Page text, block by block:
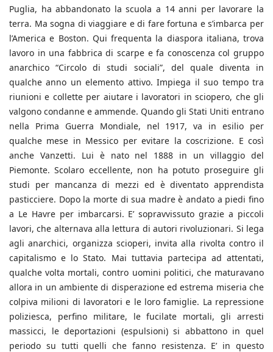
Puglia, ha abbandonato la scuola a 14 anni per lavorare la
terra. Ma sogna di viaggiare e di fare fortuna e s’imbarca per
l’America e Boston. Qui frequenta la diaspora italiana, trova
lavoro in una fabbrica di scarpe e fa conoscenza col gruppo
anarchico “Circolo di studi sociali”, del quale diventa in
qualche anno un elemento attivo. Impiega il suo tempo tra
riunioni e collette per aiutare i lavoratori in sciopero, che gli
valgono condanne e ammende. Quando gli Stati Uniti entrano
nella Prima Guerra Mondiale, nel 1917, va in esilio per
qualche mese in Messico per evitare la coscrizione. E così
anche Vanzetti. Lui è nato nel 1888 in un villaggio del
Piemonte. Scolaro eccellente, non ha potuto proseguire gli
studi per mancanza di mezzi ed è diventato apprendista
pasticciere. Dopo la morte di sua madre è andato a piedi fino
a Le Havre per imbarcarsi. E’ sopravvissuto grazie a piccoli
lavori, che alternava alla lettura di autori rivoluzionari. Si lega
agli anarchici, organizza scioperi, invita alla rivolta contro il
capitalismo e lo Stato. Mai tuttavia partecipa ad attentati,
qualche volta mortali, contro uomini politici, che maturavano
allora in un ambiente di disperazione ed estrema miseria che
colpiva milioni di lavoratori e le loro famiglie. La repressione
poliziesca, perfino militare, le fucilate mortali, gli arresti
massicci, le deportazioni (espulsioni) si abbattono in quel
periodo su tutti quelli che fanno resistenza. E’ in questo